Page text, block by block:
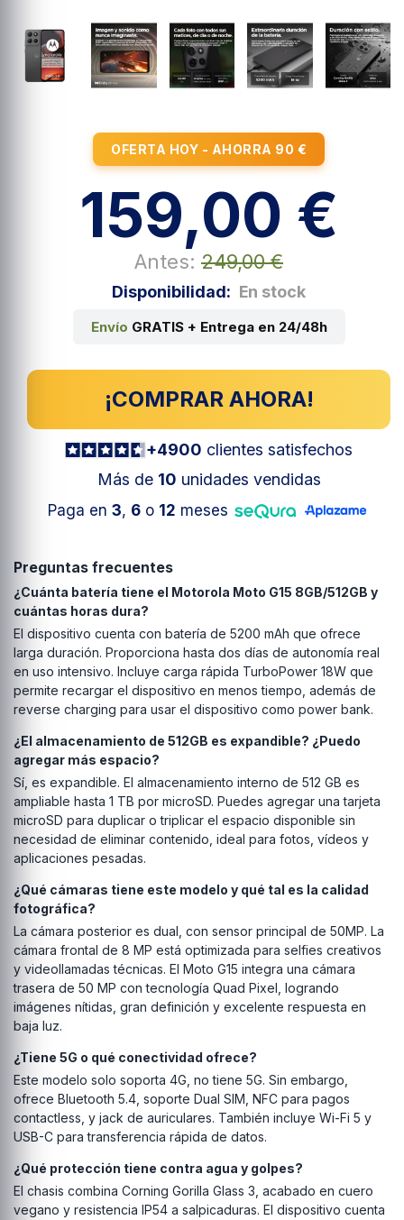
OFERTA HOY - AHORRA 90 €
159,00 €
Antes: 249,00 €
Disponibilidad: En stock
Envío GRATIS + Entrega en 24/48h
¡COMPRAR AHORA!
+4900 clientes satisfechos
Más de 10 unidades vendidas
Paga en 3, 6o 12 meses
Preguntas frecuentes
¿Cuánta batería tiene el Motorola Moto G15 8GB/512GB y
cuántas horas dura?
El dispositivo cuenta con batería de 5200 mAh que ofrece
larga duración. Proporciona hasta dos días de autonomía real
en uso intensivo. Incluye carga rápida TurboPower 18W que
permite recargar el dispositivo en menos tiempo, además de
reverse charging para usar el dispositivo como power bank.
¿El almacenamiento de 512GB es expandible? ¿Puedo
agregar más espacio?
Sí, es expandible. El almacenamiento interno de 512 GB es
ampliable hasta 1 TB por microSD. Puedes agregar una tarjeta
microSD para duplicar o triplicar el espacio disponible sin
necesidad de eliminar contenido, ideal para fotos, vídeos y
aplicaciones pesadas.
¿Qué cámaras tiene este modelo y qué tal es la calidad
fotográfica?
La cámara posterior es dual, con sensor principal de 50MP. La
cámara frontal de 8 MP está optimizada para selfies creativos
y videollamadas técnicas. El Moto G15 integra una cámara
trasera de 50 MP con tecnología Quad Pixel, logrando
imágenes nítidas, gran definición y excelente respuesta en
baja luz.
¿Tiene 5G o qué conectividad ofrece?
Este modelo solo soporta 4G, no tiene 5G. Sin embargo,
ofrece Bluetooth 5.4, soporte Dual SIM, NFC para pagos
contactless, y jack de auriculares. También incluye Wi-Fi 5 y
USB-C para transferencia rápida de datos.
¿Qué protección tiene contra agua y golpes?
El chasis combina Corning Gorilla Glass 3, acabado en cuero
vegano y resistencia IP54 a salpicaduras. El dispositivo cuenta